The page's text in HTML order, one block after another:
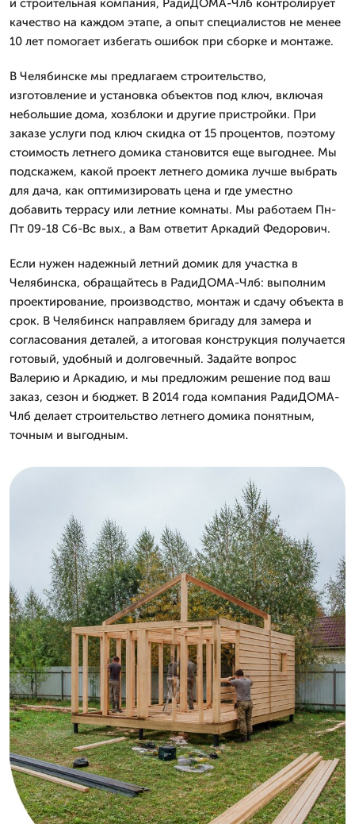
и строительная компания, РадиДОМА-Члб контролирует
качество на каждом этапе, а опыт специалистов не менее
10 лет помогает избегать ошибок при сборке и монтаже.
В Челябинске мы предлагаем строительство,
изготовление и установка объектов под ключ, включая
небольшие дома, хозблоки и другие пристройки. При
заказе услуги под ключ скидка от 15 процентов, поэтому
стоимость летнего домика становится еще выгоднее. Мы
подскажем, какой проект летнего домика лучше выбрать
для дача, как оптимизировать цена и где уместно
добавить террасу или летние комнаты. Мы работаем Пн-
Пт 09-18 Сб-Вс вых., а Вам ответит Аркадий Федорович.
Если нужен надежный летний домик для участка в
Челябинска, обращайтесь в РадиДОМА-Члб: выполним
проектирование, производство, монтаж и сдачу объекта в
срок. В Челябинск направляем бригаду для замера и
согласования деталей, а итоговая конструкция получается
готовый, удобный и долговечный. Задайте вопрос
Валерию и Аркадию, и мы предложим решение под ваш
заказ, сезон и бюджет. В 2014 года компания РадиДОМА-
Члб делает строительство летнего домика понятным,
точным и выгодным.